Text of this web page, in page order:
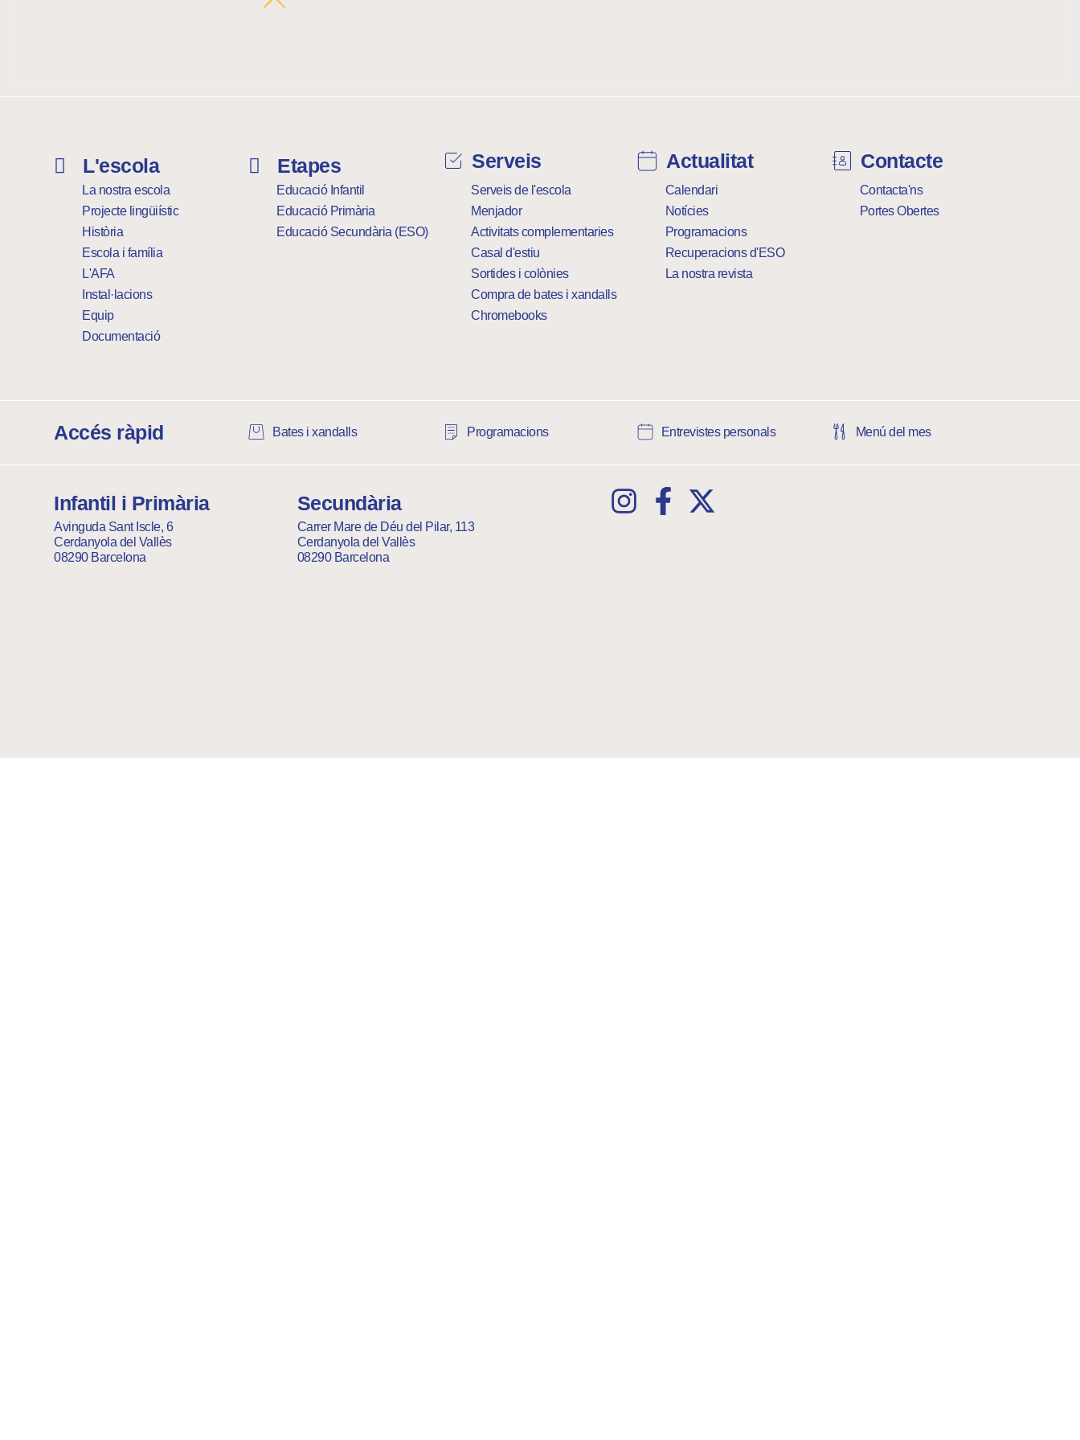
L'escola Etapes Serveis Actualitat Contacte
La nostra escola
Projecte lingüiístic
Història
Escola i família
L'AFA
Instal·lacions
Equip
Documentació
Educació Infantil
Educació Primària
Educació Secundària (ESO)
Serveis de l'escola
Menjador
Activitats complementaries
Casal d'estiu
Sortides i colònies
Compra de bates i xandalls
Chromebooks
Calendari
Notícies
Programacions
Recuperacions d'ESO
La nostra revista
Contacta'ns
Portes Obertes
Accés ràpid Bates i xandalls Programacions Entrevistes personals Menú del mes
Infantil i Primària
Avinguda Sant Iscle, 6
Cerdanyola del Vallès
08290 Barcelona
Secundària
Carrer Mare de Déu del Pilar, 113
Cerdanyola del Vallès
08290 Barcelona